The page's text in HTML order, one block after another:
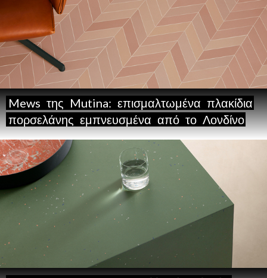
Mews της Mutina: επισμαλτωμένα πλακίδια
πορσελάνης εμπνευσμένα από το Λονδίνο